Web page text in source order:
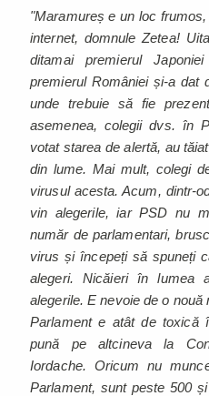
"Maramureș e un loc
internet, domnule Zetea!
ditamai premierul
premierul României și-a dat
unde trebuie să fie
asemenea, colegii dvs. în
votat starea de alertă, au
din lume. Mai mult, colegi
virusul acesta. Acum, dintr-
vin alegerile, iar PSD nu
număr de parlamentari,
virus și începeți să spuneți
alegeri. Nicăieri în lumea
alegerile. E nevoie de o
Parlament e atât de toxică
pună pe altcineva la
Iordache. Oricum nu
Parlament, sunt peste 500